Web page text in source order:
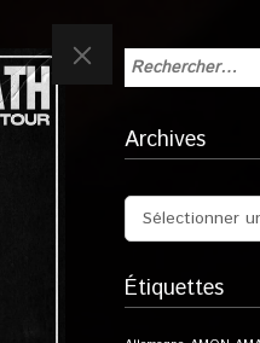
Archives
Étiquettes